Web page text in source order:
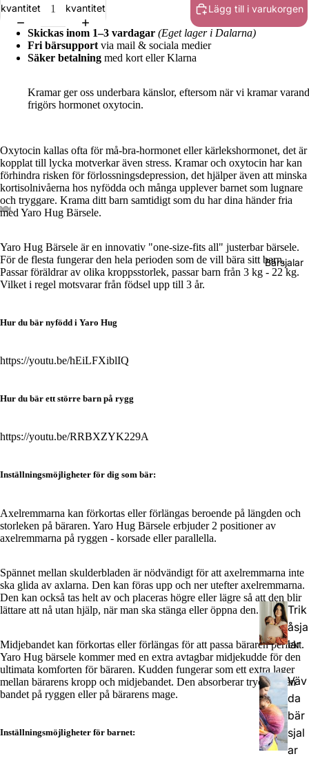
Tod
barn
Pres
cho
ol
(För
er)
Bärsjalar
Trik
åsja
lar
Väv
da
bär
sjal
ar
kvantitet
kvantitet
Lägg till i varukorgen
Skickas inom 1–3 vardagar (Eget lager i Dalarna)
Fri bärsupport via mail & sociala medier
Säker betalning med kort eller Klarna
Kramar ger oss underbara känslor, eftersom när vi kramar
frigörs hormonet oxytocin.
Oxytocin kallas ofta för må-bra-hormonet eller kärlekshormonet, det är
kopplat till lycka motverkar även stress. Kramar och oxytocin har kan
förhindra risken för förlossningsdepression, det hjälper även att minska
kortisolnivåerna hos nyfödda och många upplever barnet som lugnare
och tryggare. Krama ditt barn samtidigt som du har dina händer fria
med Yaro Hug Bärsele.
Yaro Hug Bärsele är en innovativ "one-size-fits all" justerbar bärsele.
För de flesta fungerar den hela perioden som de vill bära sitt barn.
Passar föräldrar av olika kroppsstorlek, passar barn från 3 kg - 22 kg.
Vilket i regel motsvarar från födsel upp till 3 år.
Hur du bär nyfödd i Yaro Hug
https://youtu.be/hEiLFXiblIQ
Hur du bär ett större barn på rygg
https://youtu.be/RRBXZYK229A
Inställningsmöjligheter för dig som bär:
Axelremmarna kan förkortas eller förlängas beroende på längden och
storleken på bäraren. Yaro Hug Bärsele erbjuder 2 positioner av
axelremmarna på ryggen - korsade eller parallella.
Spännet mellan skulderbladen är nödvändigt för att axelremmarna inte
ska glida av axlarna. Den kan föras upp och ner utefter axelremmarna.
Den kan också tas helt av och placeras högre eller lägre så att den blir
lättare att nå utan hjälp, när man ska stänga eller öppna den.
Midjebandet kan förkortas eller förlängas för att passa bäraren perfekt.
Yaro Hug bärsele kommer med en extra avtagbar midjekudde för den
ultimata komforten för bäraren. Kudden fungerar som ett extra lager
mellan bärarens kropp och midjebandet. Den absorberar trycket från
bandet på ryggen eller på bärarens mage.
Inställningsmöjligheter för barnet: